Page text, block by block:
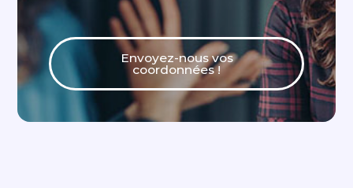
Envoyez-nous vos
coordonnées !